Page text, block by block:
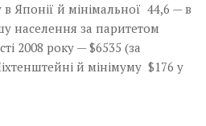
Японії й мінімальної 44,6 — в
населення за паритетом
2008 року — $6535 (за
й мінімуму $176 у